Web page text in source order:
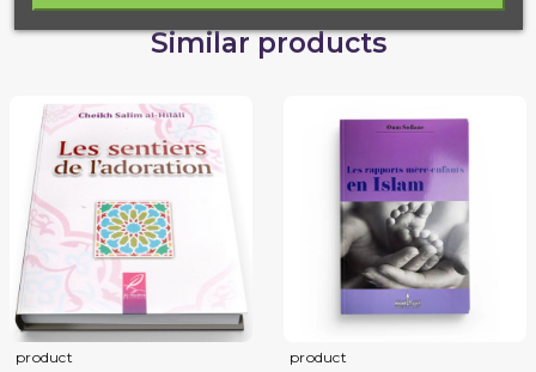
Similar products
product product